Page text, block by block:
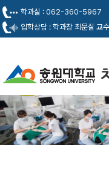
학과실 : 062-360-5967
입학상담 : 학과장 최문